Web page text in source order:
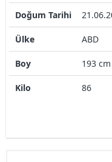
Doğum Tarihi
Ülke ABD
Boy 193 cm
Kilo 86